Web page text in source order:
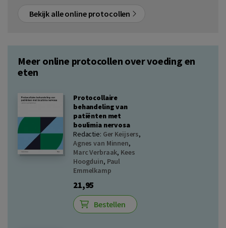
Bekijk alle online protocollen
Meer online protocollen over voeding en
eten
Protocollaire
behandeling van
patiënten met
boulimia nervosa
Redactie: Ger Keijsers,
Agnes van Minnen,
Marc Verbraak, Kees
Hoogduin, Paul
Emmelkamp
21,95
Bestellen